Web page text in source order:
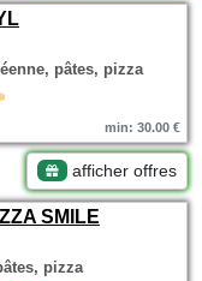
pâtes, pizza
min: 30.00 €
afficher offres
SMILE
pizza